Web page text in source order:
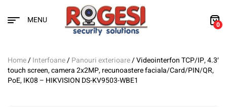
MENU 0
Home/Interfoane/Panouri exterioare/ Videointerfon TCP/IP, 4.3′
touch screen, camera 2x2MP, recunoastere faciala/Card/PIN/QR,
PoE, IK08 – HIKVISION DS-KV9503-WBE1